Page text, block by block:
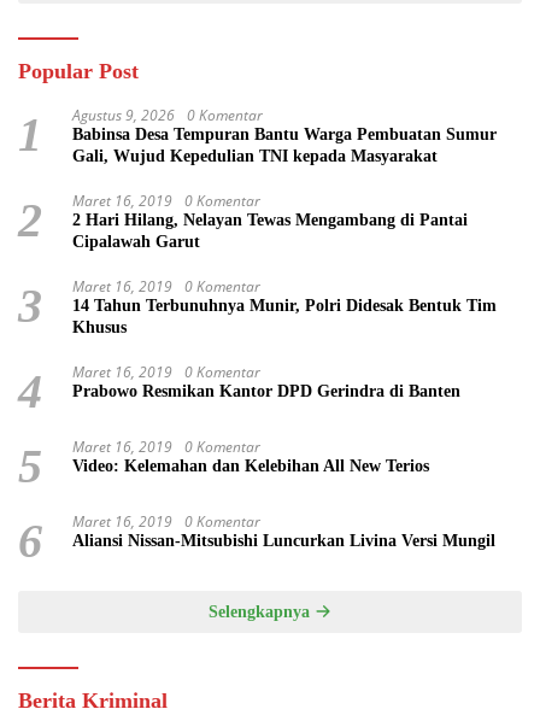
Popular Post
1 Agustus 9, 2026 0 Komentar
Babinsa Desa Tempuran Bantu Warga Pembuatan Sumur
Gali, Wujud Kepedulian TNI kepada Masyarakat
2 Maret 16, 2019 0 Komentar
2 Hari Hilang, Nelayan Tewas Mengambang di Pantai
Cipalawah Garut
3 Maret 16, 2019 0 Komentar
14 Tahun Terbunuhnya Munir, Polri Didesak Bentuk Tim
Khusus
4 Maret 16, 2019 0 Komentar
Prabowo Resmikan Kantor DPD Gerindra di Banten
5 Maret 16, 2019 0 Komentar
Video: Kelemahan dan Kelebihan All New Terios
6 Maret 16, 2019 0 Komentar
Aliansi Nissan-Mitsubishi Luncurkan Livina Versi Mungil
Selengkapnya
Berita Kriminal